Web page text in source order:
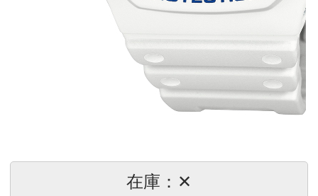
在庫：✕